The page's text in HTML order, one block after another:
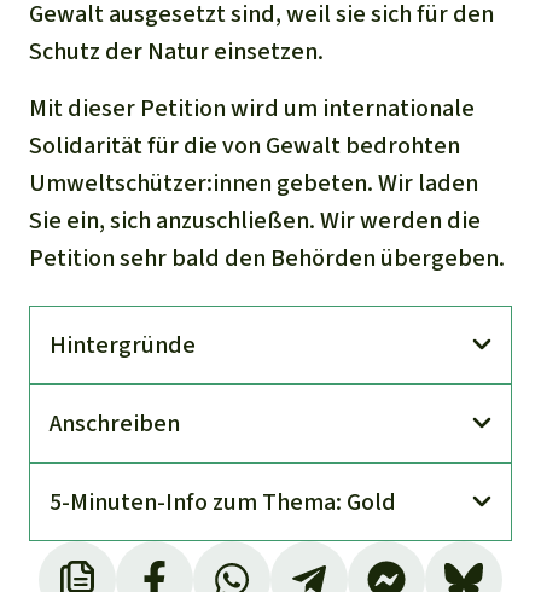
Gewalt ausgesetzt sind, weil sie sich für den
Schutz der Natur einsetzen.
Mit dieser Petition wird um internationale
Solidarität für die von Gewalt bedrohten
Umweltschützer:innen gebeten. Wir laden
Sie ein, sich anzuschließen. Wir werden die
Petition sehr bald den Behörden übergeben.
Hinter­gründe
An­schreiben
5-Minuten-Info zum Thema: Gold